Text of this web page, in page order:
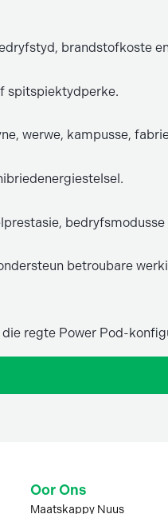
brandstofkoste
spitspiektydperke.
werwe, kampusse,
betroubare
regte Power Pod-
Oor Ons
Maatskappy Nuus